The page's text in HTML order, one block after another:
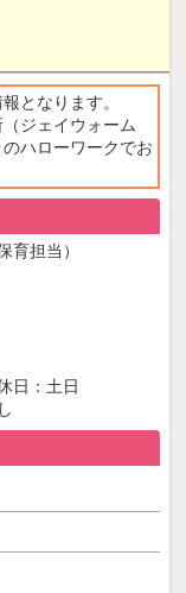
となります。
ジェイウォーム
ハローワークでお
育担当）
日：土日